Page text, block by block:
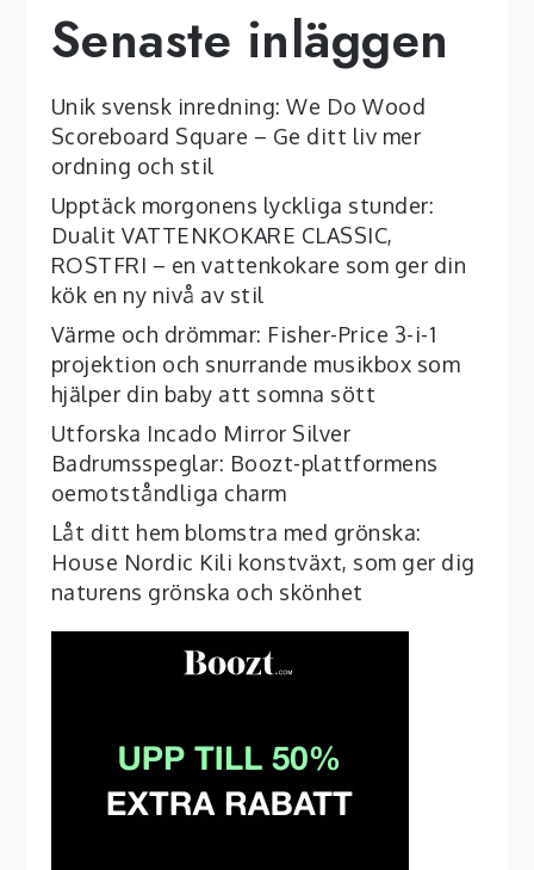
Senaste inläggen
Unik svensk inredning: We Do Wood
Scoreboard Square – Ge ditt liv mer
ordning och stil
Upptäck morgonens lyckliga stunder:
Dualit VATTENKOKARE CLASSIC,
ROSTFRI – en vattenkokare som ger din
kök en ny nivå av stil
Värme och drömmar: Fisher-Price 3-i-1
projektion och snurrande musikbox som
hjälper din baby att somna sött
Utforska Incado Mirror Silver
Badrumsspeglar: Boozt-plattformens
oemotståndliga charm
Låt ditt hem blomstra med grönska:
House Nordic Kili konstväxt, som ger dig
naturens grönska och skönhet